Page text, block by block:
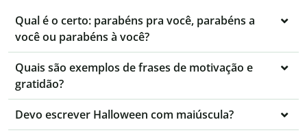
Qual é o certo: parabéns pra você, parabéns a
você ou parabéns à você?
Quais são exemplos de frases de motivação e
gratidão?
Devo escrever Halloween com maiúscula?